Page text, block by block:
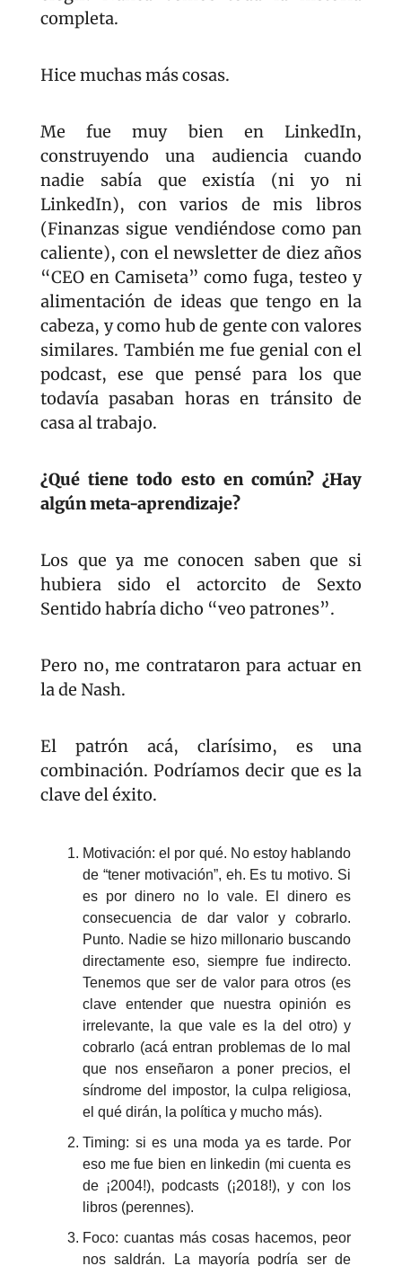
completa.
Hice muchas más cosas.
Me fue muy bien en LinkedIn,
construyendo una audiencia cuando
nadie sabía que existía (ni yo ni
LinkedIn), con varios de mis libros
(Finanzas sigue vendiéndose como pan
caliente), con el newsletter de diez años
“CEO en Camiseta” como fuga, testeo y
alimentación de ideas que tengo en la
cabeza, y como hub de gente con valores
similares. También me fue genial con el
podcast, ese que pensé para los que
todavía pasaban horas en tránsito de
casa al trabajo.
¿Qué tiene todo esto en común? ¿Hay
algún meta-aprendizaje?
Los que ya me conocen saben que si
hubiera sido el actorcito de Sexto
Sentido habría dicho “veo patrones”.
Pero no, me contrataron para actuar en
la de Nash.
El patrón acá, clarísimo, es una
combinación. Podríamos decir que es la
clave del éxito.
Motivación: el por qué. No estoy hablando
de “tener motivación”, eh. Es tu motivo. Si
es por dinero no lo vale. El dinero es
consecuencia de dar valor y cobrarlo.
Punto. Nadie se hizo millonario buscando
directamente eso, siempre fue indirecto.
Tenemos que ser de valor para otros (es
clave entender que nuestra opinión es
irrelevante, la que vale es la del otro) y
cobrarlo (acá entran problemas de lo mal
que nos enseñaron a poner precios, el
síndrome del impostor, la culpa religiosa,
el qué dirán, la política y mucho más).
Timing: si es una moda ya es tarde. Por
eso me fue bien en linkedin (mi cuenta es
de ¡2004!), podcasts (¡2018!), y con los
libros (perennes).
Foco: cuantas más cosas hacemos, peor
nos saldrán. La mayoría podría ser de